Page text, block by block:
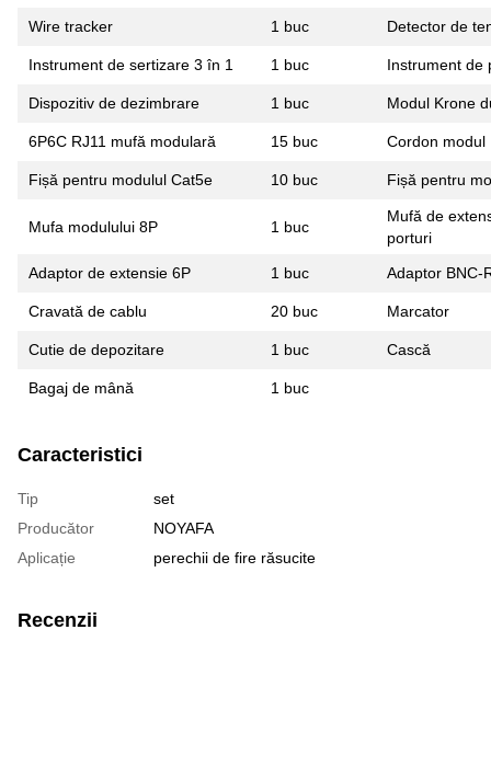
Wire tracker 1 buc Detector de
Instrument de sertizare 3 în 1 1 buc Instrument de
Dispozitiv de dezimbrare 1 buc Modul Krone
6P6C RJ11 mufă modulară 15 buc Cordon modul
Fișă pentru modulul Cat5e 10 buc Fișă pentru
Mufa modulului 8P 1 buc
Mufă de
porturi
Adaptor de extensie 6P
1 buc Adaptor BNC-
Cravată de cablu 20 buc Marcator
Cutie de depozitare 1 buc Cască
Bagaj de mână 1 buc
Caracteristici
Tip
set
Producător
NOYAFA
Aplicație
perechii de fire răsucite
Recenzii